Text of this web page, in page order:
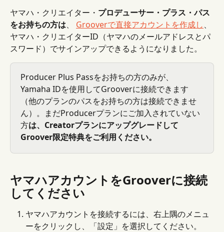
ヤマハ・クリエイター・ プロデューサー・プラス・パス
をお持ちの方は、 Grooverで直接アカウントを作成し、
ヤマハ・クリエイターID（ヤマハのメールアドレスとパ
スワード）でサインアップできるようになりました。
Producer Plus Passをお持ちの方のみが、
Yamaha IDを使用してGrooverに接続できます
（他のプランのパスをお持ちの方は接続できませ
ん）。まだProducerプランにご加入されていない
方は、Creatorプランにアップグレードして
Groover限定特典をご利用ください。
ヤマハアカウントをGrooverに接続
してください
ヤマハアカウントを接続するには、右上隅のメニュ
ーをクリックし、「設定」を選択してください。